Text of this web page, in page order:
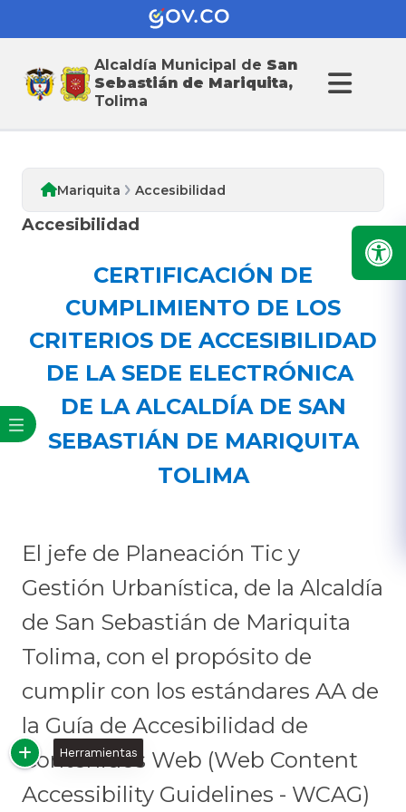
Alcaldía Municipal de San
Sebastián de Mariquita,
Tolima
Sebastián de Mariquita
Mariquita Accesibilidad
Accesibilidad
CERTIFICACIÓN DE
CUMPLIMIENTO DE LOS
CRITERIOS DE ACCESIBILIDAD
DE LA SEDE ELECTRÓNICA
DE LA ALCALDÍA DE SAN
SEBASTIÁN DE MARIQUITA
TOLIMA
El jefe de Planeación Tic y
Gestión Urbanística, de la Alcaldía
de San Sebastián de Mariquita
Tolima, con el propósito de
cumplir con los estándares AA de
la Guía de Accesibilidad de
Contenidos Web (Web Content
Accessibility Guidelines - WCAG)
Herramientas